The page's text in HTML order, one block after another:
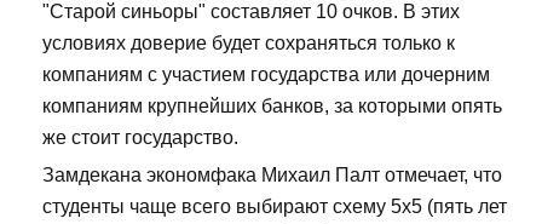
"Старой синьоры" составляет 10 очков. В этих
условиях доверие будет сохраняться только к
компаниям с участием государства или дочерним
компаниям крупнейших банков, за которыми опять
же стоит государство.
Замдекана экономфака Михаил Палт отмечает, что
студенты чаще всего выбирают схему 5х5 (пять лет